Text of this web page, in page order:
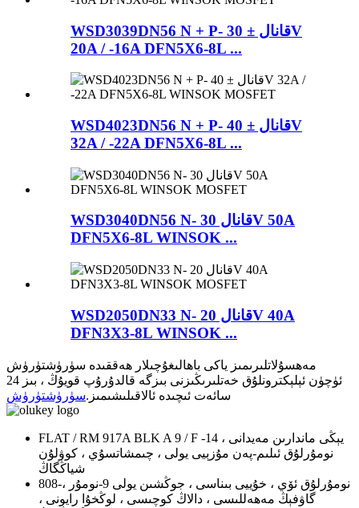
WSD3039DN56 N + P- قانال ± 30V
20A / -16A DFN5X6-8L ...
WSD4023DN56 N + P- قانال ± 40V
32A / -22A DFN5X6-8L ...
WSD3040DN56 N- قانال 30V 50A
DFN5X6-8L WINSOK ...
WSD2050DN33 N- قانال 20V 40A
DFN3X3-8L WINSOK ...
مەھسۇلاتلىرىمىز ياكى باھالىغۇچىلار ھەققىدە سۈرۈشتۈرۈش
ئۈچۈن ئېلېكترونلۇق خەتلىرىڭىزنى بىزگە قالدۇرۇپ قويۇڭ ، بىز 24
سائەت ئىچىدە ئالاقىلىشىمىز.سۈرۈشتۈرۈش
FLAT / RM 917A BLK A 9 / F يېڭى ماندارىن مەيدانى ، 14-
نومۇرلۇق ئىلىم-پەن مۇزېيى يولى ، چىمشاتسۇي ، كوۋلۇن
شياڭگاڭ
808-نومۇرلۇق ئۆي ، خۇييى بىناسى ، جوڭشىن يولى 9-نومۇر ،
گاۋفېڭ مەھەللىسى ، دالاڭ كوچىسى ، لوڭخۇا رايونى ،